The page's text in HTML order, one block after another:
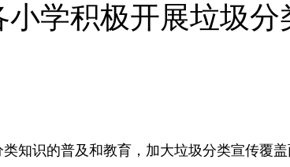
小学积极开展垃圾
知识的普及和教育，加大垃圾分类宣传覆